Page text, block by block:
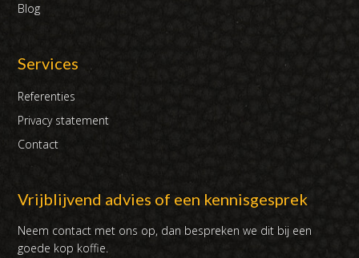
Blog
Services
Referenties
Privacy statement
Contact
Vrijblijvend advies of een kennisgesprek
Neem contact met ons op, dan bespreken we dit bij een
goede kop koffie.